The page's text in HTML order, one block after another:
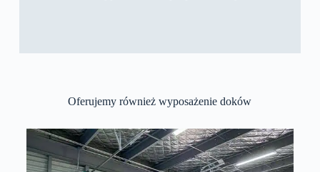
Oferujemy również wyposażenie doków